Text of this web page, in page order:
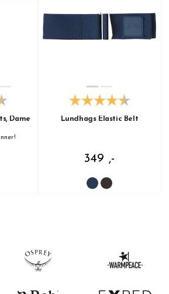
Dame Lundhags Elastic Belt
349 ,-